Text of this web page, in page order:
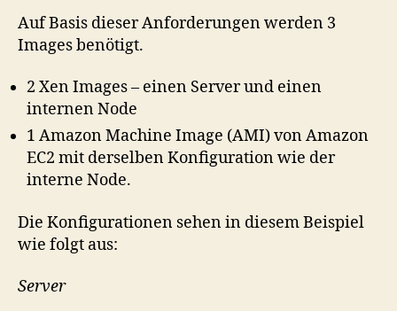
Auf Basis dieser Anforderungen werden 3
Images benötigt.
2 Xen Images – einen Server und einen
internen Node
1 Amazon Machine Image (AMI) von Amazon
EC2 mit derselben Konfiguration wie der
interne Node.
Die Konfigurationen sehen in diesem Beispiel
wie folgt aus:
Server